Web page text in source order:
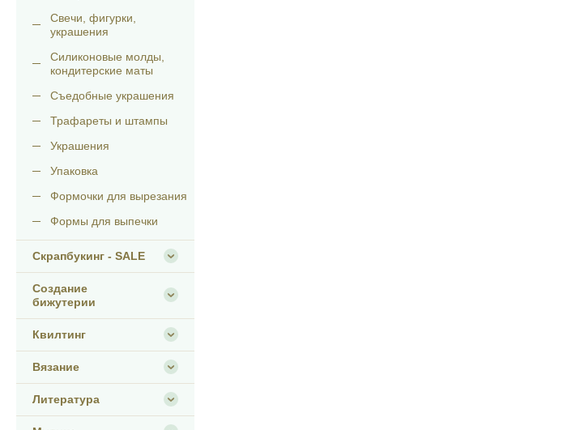
Свечи, фигурки,
украшения
Силиконовые молды,
кондитерские маты
Съедобные украшения
Трафареты и штампы
Украшения
Упаковка
Формочки для вырезания
Формы для выпечки
Скрапбукинг - SALE
Создание
бижутерии
Квилтинг
Вязание
Литература